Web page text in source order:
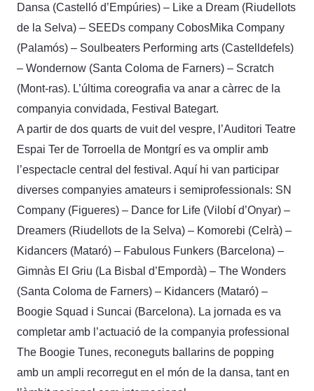
Dansa (Castelló d’Empúries) – Like a Dream (Riudellots
de la Selva) – SEEDs company CobosMika Company
(Palamós) – Soulbeaters Performing arts (Castelldefels)
– Wondernow (Santa Coloma de Farners) – Scratch
(Mont-ras). L’última coreografia va anar a càrrec de la
companyia convidada, Festival Bategart.
A partir de dos quarts de vuit del vespre, l’Auditori Teatre
Espai Ter de Torroella de Montgrí es va omplir amb
l’espectacle central del festival. Aquí hi van participar
diverses companyies amateurs i semiprofessionals: SN
Company (Figueres) – Dance for Life (Vilobí d’Onyar) –
Dreamers (Riudellots de la Selva) – Komorebi (Celrà) –
Kidancers (Mataró) – Fabulous Funkers (Barcelona) –
Gimnàs El Griu (La Bisbal d’Empordà) – The Wonders
(Santa Coloma de Farners) – Kidancers (Mataró) –
Boogie Squad i Suncai (Barcelona). La jornada es va
completar amb l’actuació de la companyia professional
The Boogie Tunes, reconeguts ballarins de popping
amb un ampli recorregut en el món de la dansa, tant en